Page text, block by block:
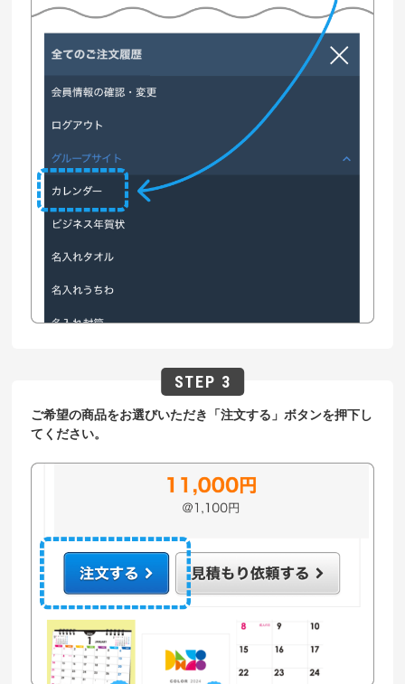
ご希望の商品をお選びいただき「注文する」ボタンを押下し
てください。